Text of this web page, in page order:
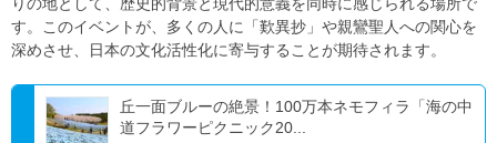
す。このイベントが、多くの人に「歎異抄」や親鸞聖人への関心を
深めさせ、日本の文化活性化に寄与することが期待されます。
丘一面ブルーの絶景！100万本ネモフィラ「海の中
道フラワーピクニック20...